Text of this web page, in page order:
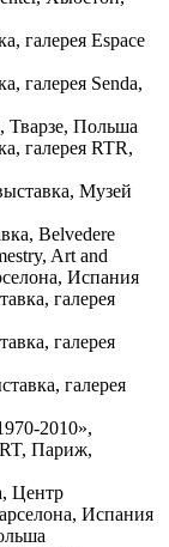
галерея Espace
галерея Senda,
Тварзе, Польша
галерея RTR,
Музей
Belvedere
Art and
Испания
галерея
галерея
галерея
2010»,
Париж,
Центр
Испания